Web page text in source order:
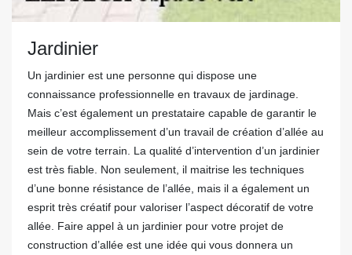
Jardinier
Un jardinier est une personne qui dispose une
connaissance professionnelle en travaux de jardinage.
Mais c’est également un prestataire capable de garantir le
meilleur accomplissement d’un travail de création d’allée au
sein de votre terrain. La qualité d’intervention d’un jardinier
est très fiable. Non seulement, il maitrise les techniques
d’une bonne résistance de l’allée, mais il a également un
esprit très créatif pour valoriser l’aspect décoratif de votre
allée. Faire appel à un jardinier pour votre projet de
construction d’allée est une idée qui vous donnera un